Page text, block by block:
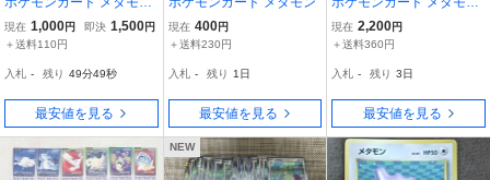
SM7a B 043/060 PR プリ
ズムスター 500
現在 1,000円 即決 1,500円
＋送料110円
入札 - 残り 49分48秒
最安値を見る
現在 400円
＋送料230円
入札 - 残り 1日
最安値を見る
バリヤード プロモカード
Meiji メタモる 108/PCG-
コスナック 03498
現在 2,200円
＋送料360円
入札 - 残り 3日
最安値を見る
NEW